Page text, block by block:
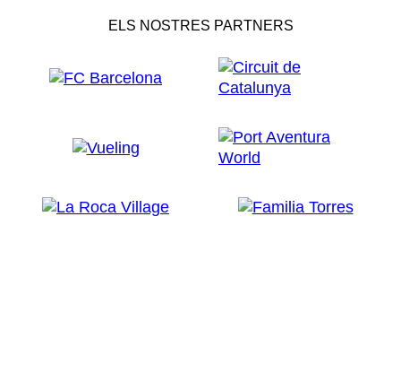
ELS NOSTRES PARTNERS